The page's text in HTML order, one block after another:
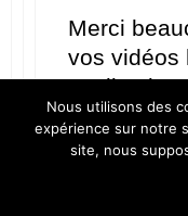
Merci
vos vidéos
À bientôt
Nous utilisons des
expérience sur notre
site, nous